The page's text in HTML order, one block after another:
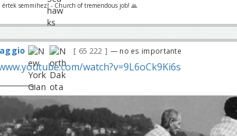
értek semmihez! - Church of tremendous job! 🙏
65 222 — no es importante
watch?v=9L6oCk9Ki6s